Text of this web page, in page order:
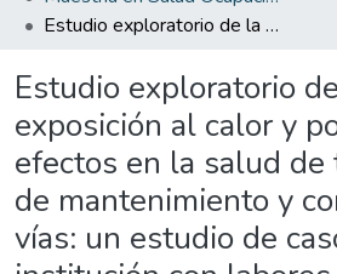
Estudio exploratorio de la exposición al calor y posibles efectos en la salud de trabajadores de mantenimiento y construcción de vías: un estudio de caso de una institución con labores en las regiones geográfico-climáticas Valle Central y Pacífico Norte
Estudio exploratorio
exposición al calor y
efectos en la salud de
de mantenimiento y
vías: un estudio de